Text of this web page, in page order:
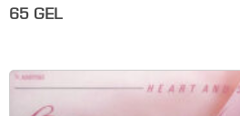
65 GEL